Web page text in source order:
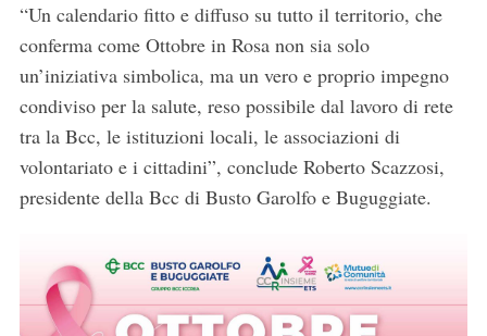
“Un calendario fitto e diffuso su tutto il territorio, che
conferma come Ottobre in Rosa non sia solo
un’iniziativa simbolica, ma un vero e proprio impegno
condiviso per la salute, reso possibile dal lavoro di rete
tra la Bcc, le istituzioni locali, le associazioni di
volontariato e i cittadini”, conclude Roberto Scazzosi,
presidente della Bcc di Busto Garolfo e Buguggiate.
h
f
o
r